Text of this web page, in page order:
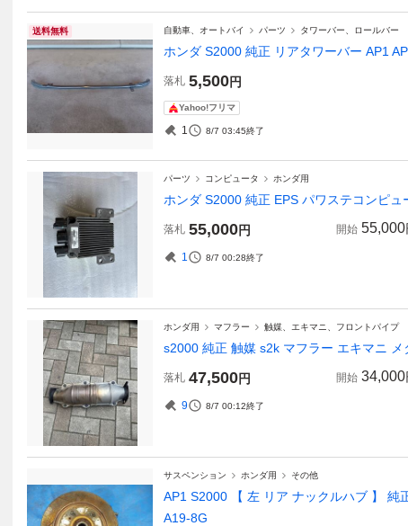
送料無料 自動車、オートバイ パーツ タワーバー、ロールバー
ホンダ S2000 純正 リアタワーバー AP1
落札 5,500円
Yahoo!フリマ
1 8/7 03:45終了
パーツ コンピュータ ホンダ用
ホンダ S2000 純正 EPS パワステコンピ
落札 55,000円 開始 55,000
1 8/7 00:28終了
ホンダ用 マフラー 触媒、エキマニ、フロントパイプ
s2000 純正 触媒 s2k マフラー エキマニ メ
落札 47,500円 開始 34,000
9 8/7 00:12終了
サスペンション ホンダ用 その他
AP1 S2000 【 左 リア ナックルハブ 】 純
A19-8G